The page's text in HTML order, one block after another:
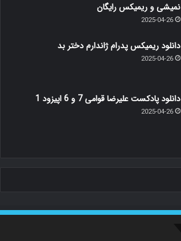
نمیشی و ریمیکس رایگان
2025-04-26
دانلود ریمیکس پدرام ژاندارم دختر بد
2025-04-26
دانلود پادکست علیرضا قوامی 7 و 6 اپیزود 1
2025-04-26